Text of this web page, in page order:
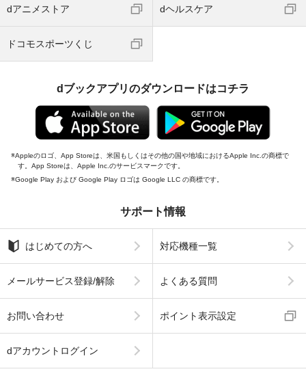
dアニメストア dヘルスケア
ドコモスポーツくじ
dブックアプリのダウンロードはコチラ
Appleのロゴ、App Storeは、米国もしくはその他の国や地域におけるApple Inc.の商標で
す。App Storeは、Apple Inc.のサービスマークです。
Google Play および Google Play ロゴは Google LLC の商標です。
サポート情報
はじめての方へ 対応機種一覧
メールサービス登録/解除 よくある質問
お問い合わせ ポイント表示設定
dアカウントログイン